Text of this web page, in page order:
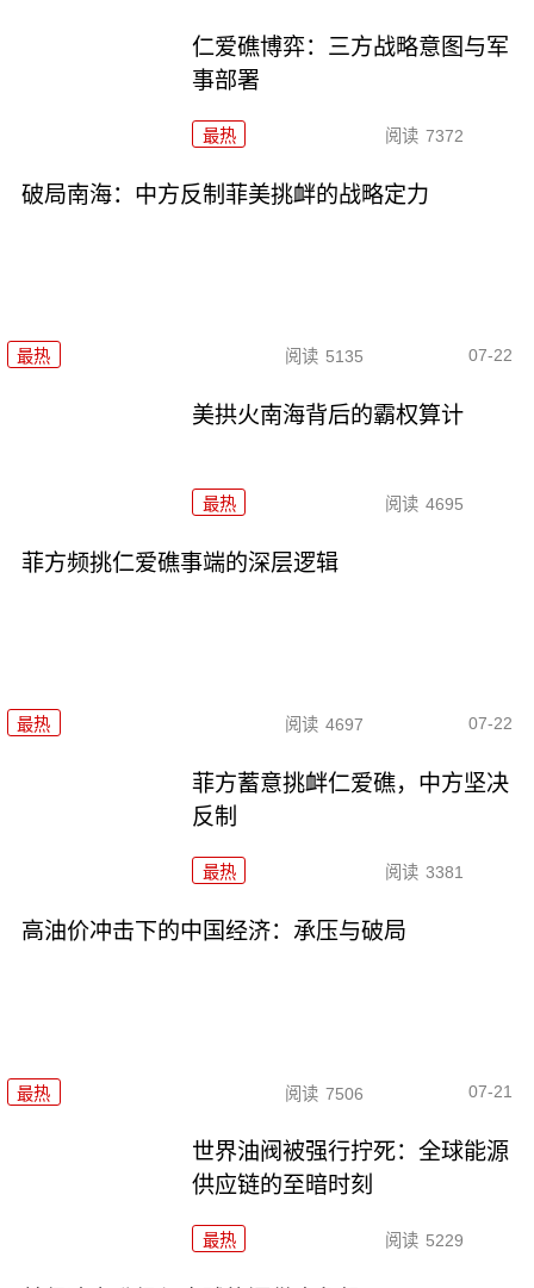
仁爱礁博弈：三方战略意图与军
事部署
最热 阅读 7372
破局南海：中方反制菲美挑衅的战略定力
最热 阅读 5135 07-22
美拱火南海背后的霸权算计
最热 阅读 4695
菲方频挑仁爱礁事端的深层逻辑
最热 阅读 4697 07-22
菲方蓄意挑衅仁爱礁，中方坚决
反制
最热 阅读 3381
高油价冲击下的中国经济：承压与破局
最热 阅读 7506 07-21
世界油阀被强行拧死：全球能源
供应链的至暗时刻
最热 阅读 5229